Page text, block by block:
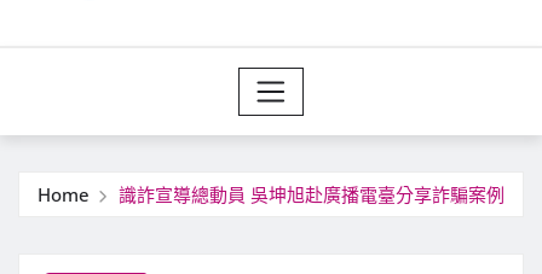
Home 識詐宣導總動員 吳坤旭赴廣播電臺分享詐騙案例